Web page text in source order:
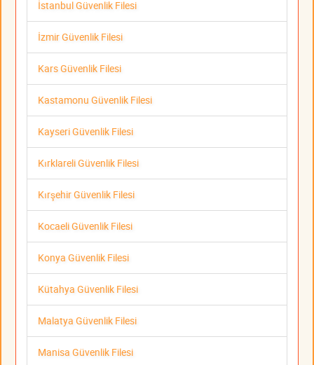
İstanbul Güvenlik Filesi
İzmir Güvenlik Filesi
Kars Güvenlik Filesi
Kastamonu Güvenlik Filesi
Kayseri Güvenlik Filesi
Kırklareli Güvenlik Filesi
Kırşehir Güvenlik Filesi
Kocaeli Güvenlik Filesi
Konya Güvenlik Filesi
Kütahya Güvenlik Filesi
Malatya Güvenlik Filesi
Manisa Güvenlik Filesi